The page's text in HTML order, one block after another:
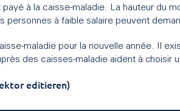
à la caisse-maladie. La hauteur du
personnes à faible salaire peuvent
maladie pour la nouvelle année. Il
des caisses-maladie aident à choisir
editieren)